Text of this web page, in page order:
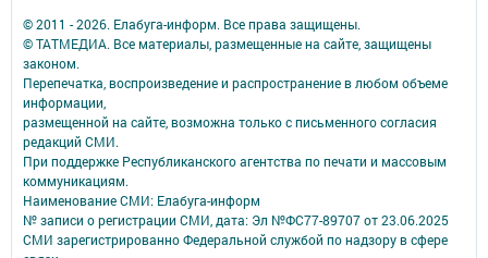
© 2011 - 2026. Елабуга-информ. Все права защищены.
© ТАТМЕДИА. Все материалы, размещенные на сайте, защищены
законом.
Перепечатка, воспроизведение и распространение в любом объеме
информации,
размещенной на сайте, возможна только с письменного согласия
редакций СМИ.
При поддержке Республиканского агентства по печати и массовым
коммуникациям.
Наименование СМИ: Елабуга-информ
№ записи о регистрации СМИ, дата: Эл №ФС77-89707 от 23.06.2025
СМИ зарегистрированно Федеральной службой по надзору в сфере